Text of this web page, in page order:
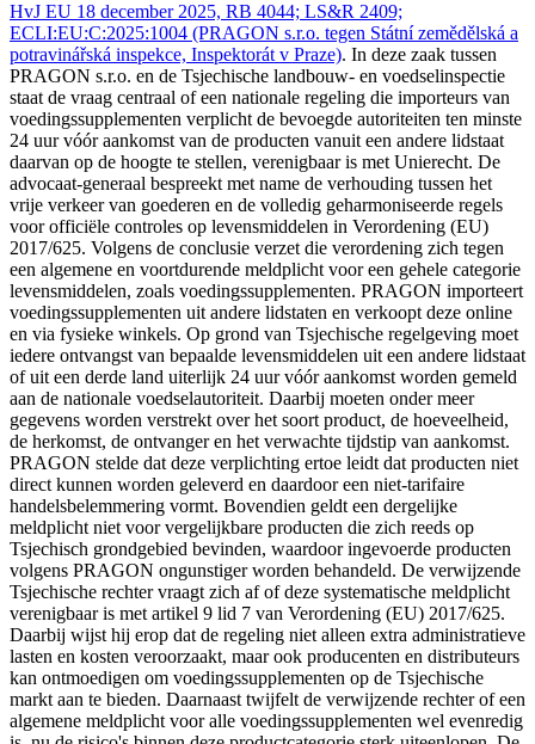
HvJ EU 18 december 2025, RB 4044; LS&R 2409;
ECLI:EU:C:2025:1004 (PRAGON s.r.o. tegen Státní zemědělská a
potravinářská inspekce, Inspektorát v Praze). In deze zaak tussen
PRAGON s.r.o. en de Tsjechische landbouw- en voedselinspectie
staat de vraag centraal of een nationale regeling die importeurs van
voedingssupplementen verplicht de bevoegde autoriteiten ten minste
24 uur vóór aankomst van de producten vanuit een andere lidstaat
daarvan op de hoogte te stellen, verenigbaar is met Unierecht. De
advocaat-generaal bespreekt met name de verhouding tussen het
vrije verkeer van goederen en de volledig geharmoniseerde regels
voor officiële controles op levensmiddelen in Verordening (EU)
2017/625. Volgens de conclusie verzet die verordening zich tegen
een algemene en voortdurende meldplicht voor een gehele categorie
levensmiddelen, zoals voedingssupplementen. PRAGON importeert
voedingssupplementen uit andere lidstaten en verkoopt deze online
en via fysieke winkels. Op grond van Tsjechische regelgeving moet
iedere ontvangst van bepaalde levensmiddelen uit een andere lidstaat
of uit een derde land uiterlijk 24 uur vóór aankomst worden gemeld
aan de nationale voedselautoriteit. Daarbij moeten onder meer
gegevens worden verstrekt over het soort product, de hoeveelheid,
de herkomst, de ontvanger en het verwachte tijdstip van aankomst.
PRAGON stelde dat deze verplichting ertoe leidt dat producten niet
direct kunnen worden geleverd en daardoor een niet-tarifaire
handelsbelemmering vormt. Bovendien geldt een dergelijke
meldplicht niet voor vergelijkbare producten die zich reeds op
Tsjechisch grondgebied bevinden, waardoor ingevoerde producten
volgens PRAGON ongunstiger worden behandeld. De verwijzende
Tsjechische rechter vraagt zich af of deze systematische meldplicht
verenigbaar is met artikel 9 lid 7 van Verordening (EU) 2017/625.
Daarbij wijst hij erop dat de regeling niet alleen extra administratieve
lasten en kosten veroorzaakt, maar ook producenten en distributeurs
kan ontmoedigen om voedingssupplementen op de Tsjechische
markt aan te bieden. Daarnaast twijfelt de verwijzende rechter of een
algemene meldplicht voor alle voedingssupplementen wel evenredig